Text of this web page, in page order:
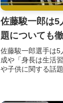
佐藤駿一郎は5
題についても
佐藤駿一郎選手は
成や「身長は生活
や子供に関する話